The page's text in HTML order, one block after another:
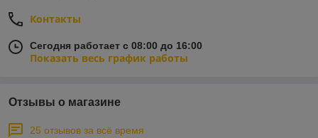
Контакты
Сегодня работает с 08:00 до 16:00
Показать весь график работы
Отзывы о магазине
25 отзывов за всё время